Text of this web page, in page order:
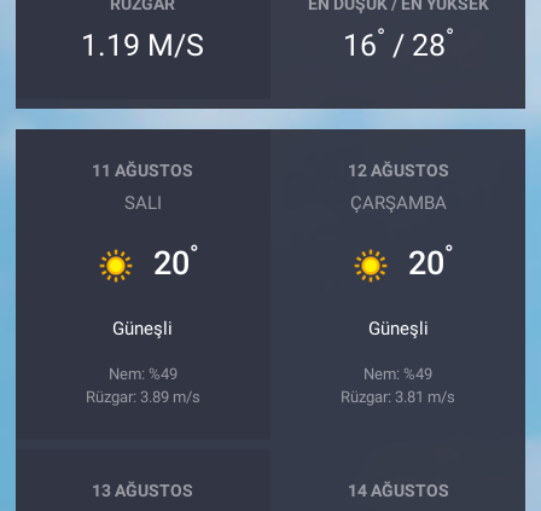
1.19 M/S 16° / 28°
11 AĞUSTOS
SALI
20°
Güneşli
Nem: %49
Rüzgar: 3.89 m/s
12 AĞUSTOS
ÇARŞAMBA
20°
Güneşli
Nem: %49
Rüzgar: 3.81 m/s
13 AĞUSTOS 14 AĞUSTOS